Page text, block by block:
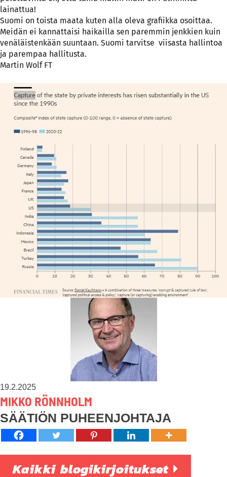
lainattua!
Suomi on toista maata kuten alla oleva grafiikka osoittaa.
Meidän ei kannattaisi haikailla sen paremmin jenkkien kuin
venäläistenkään suuntaan. Suomi tarvitse viisasta hallintoa
ja parempaa hallitusta.
Martin Wolf FT
19.2.2025
MIKKO RÖNNHOLM
SÄÄTIÖN PUHEENJOHTAJA
Kaikki blogikirjoitukset